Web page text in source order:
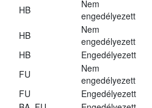
HB
Nem
engedélyezett
HB
Nem
engedélyezett
HB
Engedélyezett
FU
Nem
engedélyezett
FU
Engedélyezett